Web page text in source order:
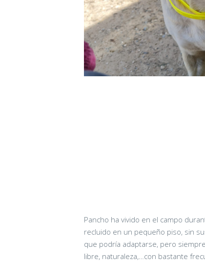
Pancho ha vivido en el campo
recluido en un pequeño piso, sin
que podría adaptarse, pero
libre, naturaleza,…con bastante